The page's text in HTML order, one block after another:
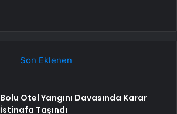
Son Eklenen
Bolu Otel Yangını Davasında Karar
İstinafa Taşındı